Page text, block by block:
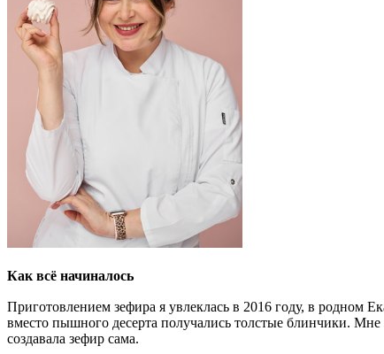
Как всё начиналось
Приготовлением зефира я увлеклась в 2016 году, в родном
вместо пышного десерта получались толстые блинчики.
создавала зефир сама.